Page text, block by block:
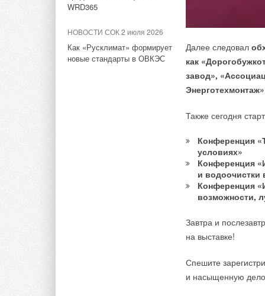
WRD365
НОВОСТИ СОК 2 июля 2026
Как «Русклимат» формирует
новые стандарты в ОВКЭС
Далее следовал
как
завод»,
Энерготехмонтаж»
Также сегодня
Конференция
условиях»
Конференция
и водоочистки
Конференция
возможности,
Завтра и
на выставке!
Спешите
и насыщенную
спроектировали
с практически
до 12 и
дизайном
общественных и
варьируется от 4
теплоотдачи.
BASE 500/80—
на неустойчивых
варьируется от 4
теплоотдачи.
Радиаторы, конвекторы